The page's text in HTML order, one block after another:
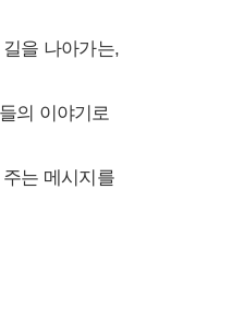
을 나아가는,
의 이야기로
는 메시지를